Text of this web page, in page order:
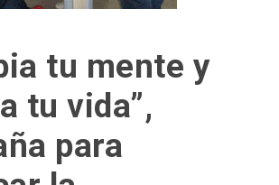
tu mente y
tu vida”,
para